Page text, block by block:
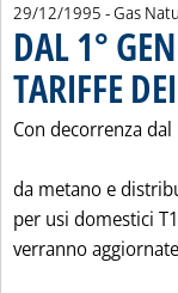
29/12/1995 - Gas
DAL 1°
TARIFFE
Con decorrenza
da metano e
per usi domestici
verranno